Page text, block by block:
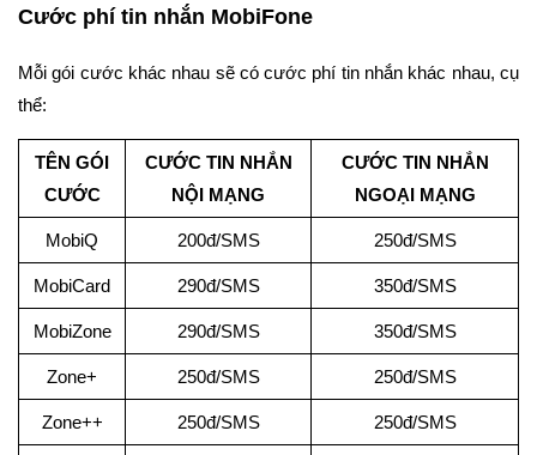
Cước phí tin nhắn MobiFone
Mỗi gói cước khác nhau sẽ có cước phí tin nhắn khác nhau, cụ
thể:
TÊN GÓI
CƯỚC
CƯỚC TIN NHẮN
NỘI MẠNG
CƯỚC TIN NHẮN
NGOẠI MẠNG
MobiQ 200đ/SMS 250đ/SMS
MobiCard 290đ/SMS 350đ/SMS
MobiZone 290đ/SMS 350đ/SMS
Zone+ 250đ/SMS 250đ/SMS
Zone++ 250đ/SMS 250đ/SMS